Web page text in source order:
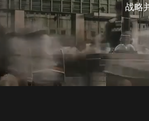
战略